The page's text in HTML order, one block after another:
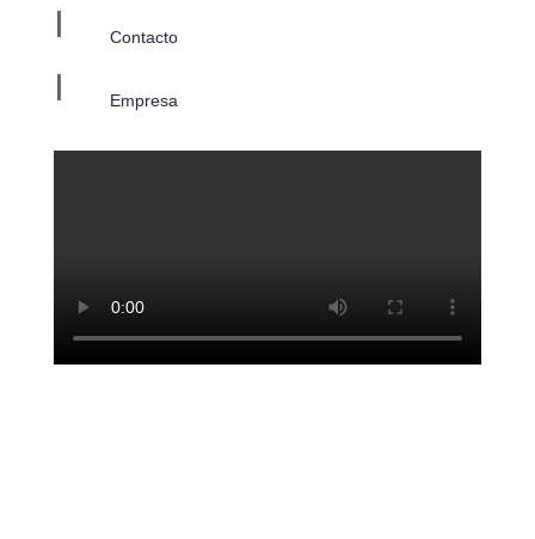
I Contacto
I Empresa